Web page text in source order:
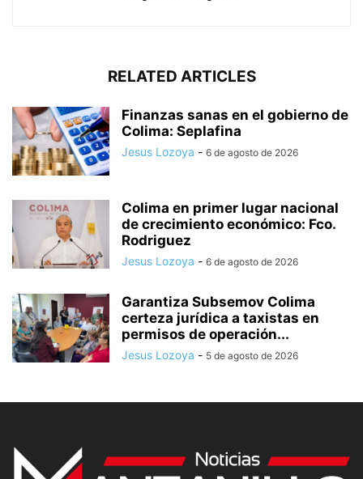
RELATED ARTICLES
Finanzas sanas en el gobierno de
Colima: Seplafina
Jesus Lozoya - 6 de agosto de 2026
Colima en primer lugar nacional
de crecimiento económico: Fco.
Rodriguez
Jesus Lozoya - 6 de agosto de 2026
Garantiza Subsemov Colima
certeza jurídica a taxistas en
permisos de operación...
Jesus Lozoya - 5 de agosto de 2026